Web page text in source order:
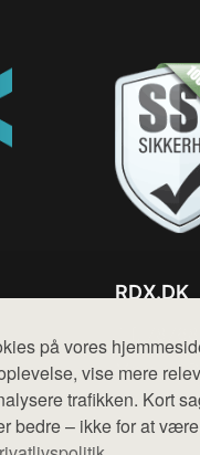
på vores
vise mere
trafikken. Kort
bedre – ikke for at
RDX.DK
Mail:
Cookie-